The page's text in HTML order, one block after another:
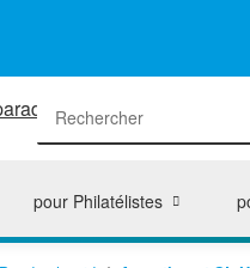
pour Philatélistes